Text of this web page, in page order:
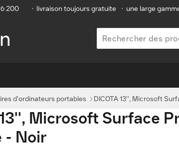
200 • livraison toujours gratuite • une large
d'ordinateurs portables DICOTA 13'', Microsoft
13'', Microsoft Surface
- Noir